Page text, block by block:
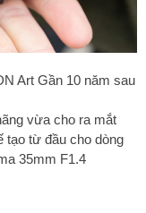
Art Gần 10 năm sau
vừa cho ra mắt
tạo từ đầu cho dòng
35mm F1.4